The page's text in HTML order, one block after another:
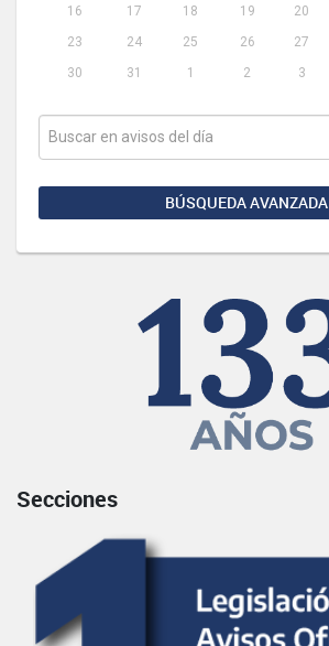
16
17 18 19 20
23
24 25 26 27
30
31 1 2 3
BÚSQUEDA AVANZADA
Secciones